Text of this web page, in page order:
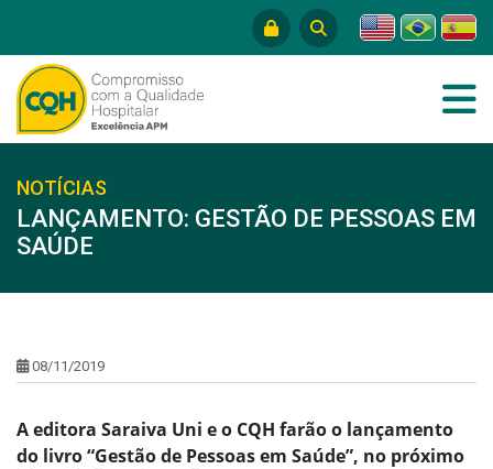
NOTÍCIAS
LANÇAMENTO: GESTÃO DE PESSOAS EM
SAÚDE
08/11/2019
A editora Saraiva Uni e o CQH farão o lançamento
do livro “Gestão de Pessoas em Saúde”, no próximo